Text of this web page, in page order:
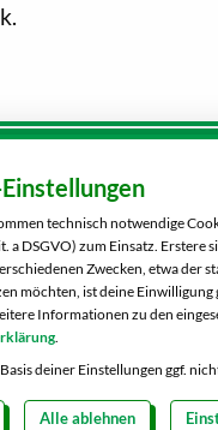
technisch notwendige
a DSGVO) zum Einsatz.
Zwecken, etwa der
möchten, ist deine
Informationen zu den
.
deiner Einstellungen ggf.
Alle ablehnen